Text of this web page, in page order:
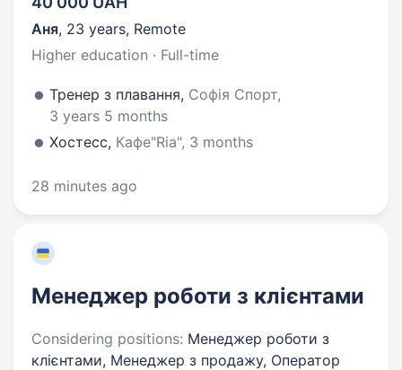
Аня, 23 years, Remote
Higher education · Full-time
Тренер з плавання, Софія Спорт,
3 years 5 months
Хостесс, Кафе"Ria", 3 months
28 minutes ago
Менеджер роботи з клієнтами
Considering positions: Менеджер роботи з
клієнтами, Менеджер з продажу, Оператор